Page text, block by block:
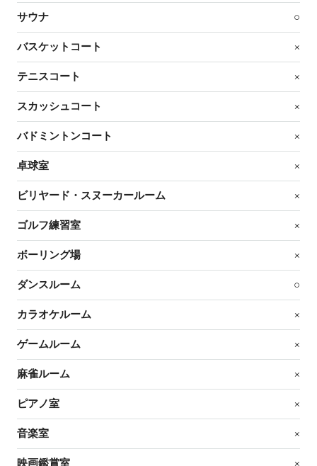
サウナ ○
バスケットコート ×
テニスコート ×
スカッシュコート ×
バドミントンコート ×
卓球室 ×
ビリヤード・スヌーカールーム ×
ゴルフ練習室 ×
ボーリング場 ×
ダンスルーム ○
カラオケルーム ×
ゲームルーム ×
麻雀ルーム ×
ピアノ室 ×
音楽室 ×
映画鑑賞室 ×